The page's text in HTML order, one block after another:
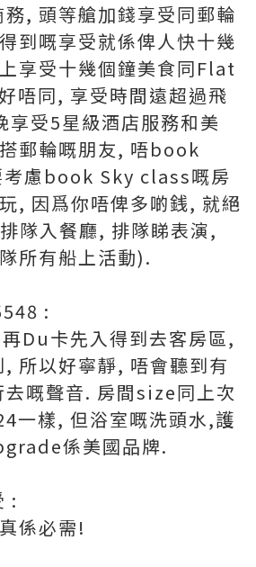
, 頭等艙加錢享受同郵輪
到嘅享受就係俾人快十幾
享受十幾個鐘美食同Flat
唔同, 享受時間遠超過飛
享受5星級酒店服務和美
郵輪嘅朋友, 唔book
慮book Sky class嘅房
, 因爲你唔俾多啲銭, 就絕
隊入餐廳, 排隊睇表演,
所有船上活動).
:
Du卡先入得到去客房區,
所以好寧靜, 唔會聽到有
去嘅聲音. 房間size同上次
一樣, 但浴室嘅洗頭水,護
係美國品牌.
:
係必需!